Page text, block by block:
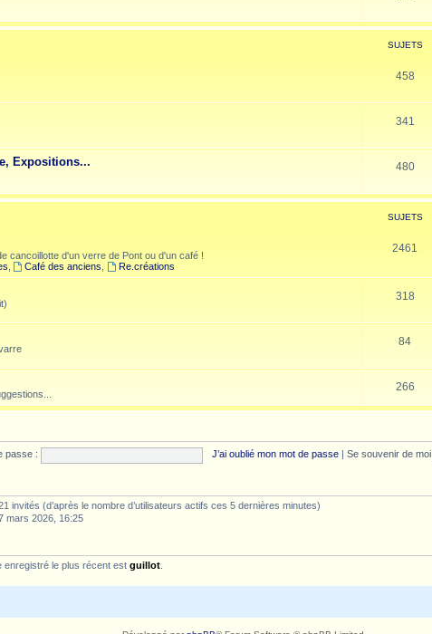
SUJETS
458
341
Expositions... 480
SUJETS
cancoillotte d'un verre de Pont ou d'un café !
Café des anciens Re.créations
2461
318
84
266
passe : J’ai oublié mon mot de passe Se souvenir de moi
invités (d’après le nombre d’utilisateurs actifs ces 5 dernières minutes)
mars 2026, 16:25
enregistré le plus récent est guillot